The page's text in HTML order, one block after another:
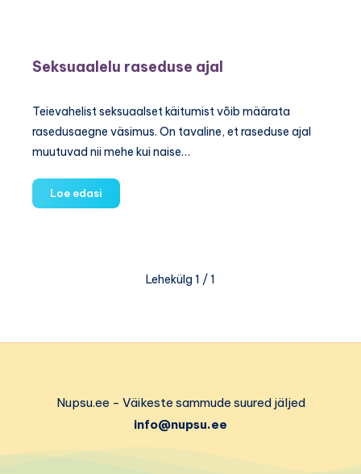
Seksuaalelu raseduse ajal
Teievahelist seksuaalset käitumist võib määrata
rasedusaegne väsimus. On tavaline, et raseduse ajal
muutuvad nii mehe kui naise…
Loe edasi
raseduse
Lehekülg 1 / 1
Nupsu.ee - Väikeste sammude suured jäljed
info@nupsu.ee